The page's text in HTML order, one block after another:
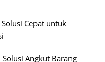
Cepat untuk
Angkut Barang